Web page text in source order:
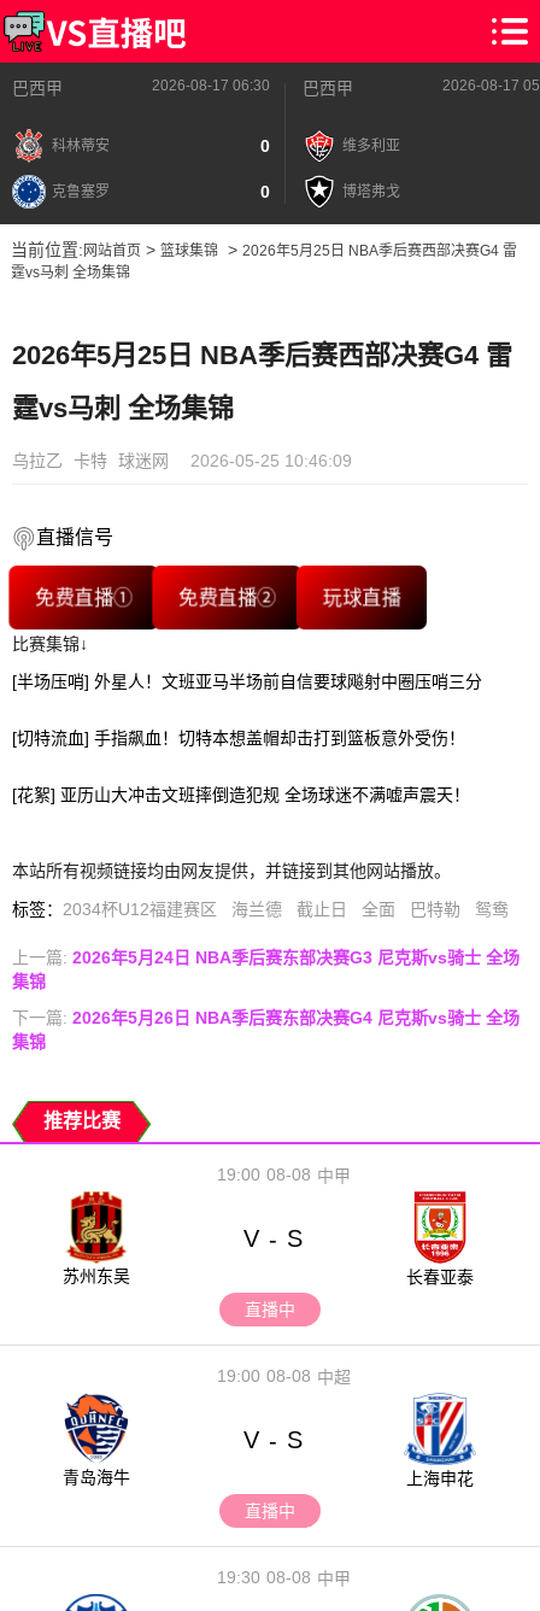
巴西甲 2026-08-17 06:30
科林蒂安 0
克鲁塞罗 0
巴西甲 2026-08-17
维多利亚
博塔弗戈
当前位置: 网站首页> 篮球集锦> 2026年5月25日 NBA季后赛西部决赛G4 雷
霆vs马刺 全场集锦
2026年5月25日 NBA季后赛西部决赛G4 雷
霆vs马刺 全场集锦
乌拉乙 卡特 球迷网 2026-05-25 10:46:09
直播信号
免费直播① 免费直播② 玩球直播
比赛集锦↓
[半场压哨] 外星人！文班亚马半场前自信要球飚射中圈压哨三分
[切特流血] 手指飙血！切特本想盖帽却击打到篮板意外受伤！
[花絮] 亚历山大冲击文班摔倒造犯规 全场球迷不满嘘声震天！
本站所有视频链接均由网友提供，并链接到其他网站播放。
标签： 2034杯U12福建赛区 海兰德 截止日 全面 巴特勒 鸳鸯
上一篇: 2026年5月24日 NBA季后赛东部决赛G3 尼克斯vs骑士 全场
集锦
下一篇: 2026年5月26日 NBA季后赛东部决赛G4 尼克斯vs骑士 全场
集锦
推荐比赛
08-08
19:00 中甲
苏州东吴
V - S
长春亚泰
直播中
08-08
19:00 中超
青岛海牛
V - S
上海申花
直播中
08-08
19:30 中甲